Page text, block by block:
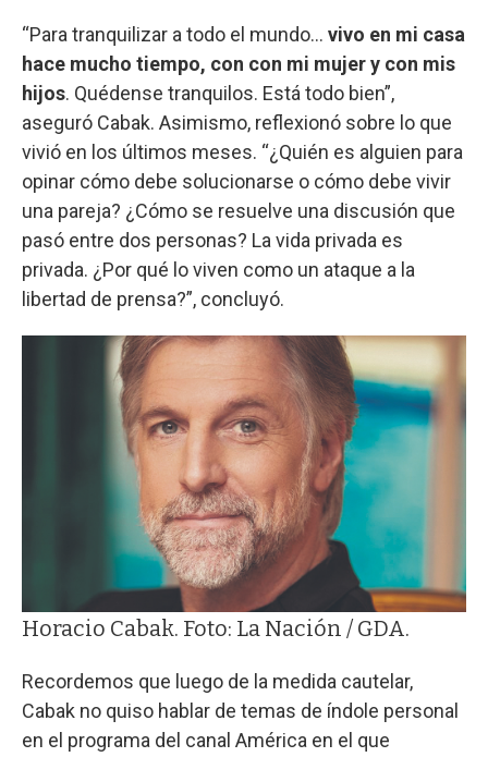
“Para tranquilizar a todo el mundo... vivo en mi casa
hace mucho tiempo, con con mi mujer y con mis
hijos. Quédense tranquilos. Está todo bien”,
aseguró Cabak. Asimismo, reflexionó sobre lo que
vivió en los últimos meses. “¿Quién es alguien para
opinar cómo debe solucionarse o cómo debe vivir
una pareja? ¿Cómo se resuelve una discusión que
pasó entre dos personas? La vida privada es
privada. ¿Por qué lo viven como un ataque a la
libertad de prensa?”, concluyó.
Horacio Cabak. Foto: La Nación / GDA.
Recordemos que luego de la medida cautelar,
Cabak no quiso hablar de temas de índole personal
en el programa del canal América en el que